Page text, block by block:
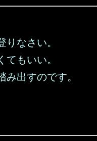
なさい。
てもいい。
み出すのです。